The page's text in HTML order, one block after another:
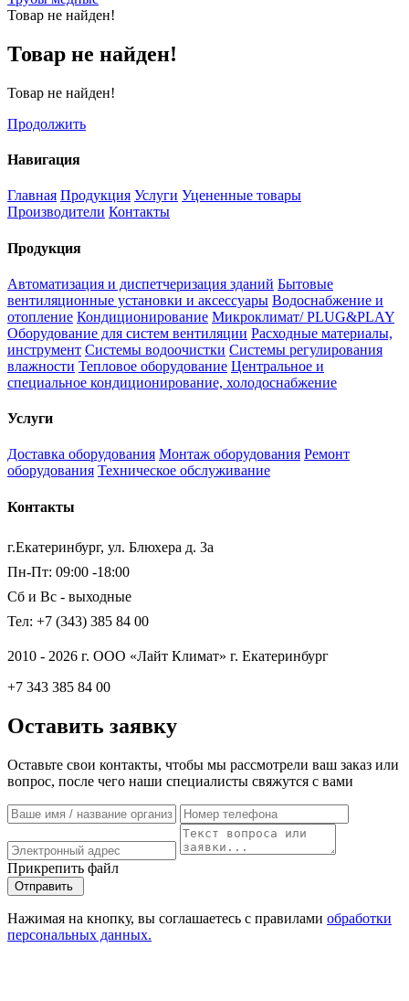
Товар не найден!
Товар не найден!
Товар не найден!
Продолжить
Навигация
Главная Продукция Услуги Уцененные товары
Производители Контакты
Продукция
Автоматизация и диспетчеризация зданий Бытовые
вентиляционные установки и аксессуары Водоснабжение и
отопление Кондиционирование Микроклимат/ PLUG&PLAY
Оборудование для систем вентиляции Расходные материалы,
инструмент Системы водоочистки Системы регулирования
влажности Тепловое оборудование Центральное и
специальное кондиционирование, холодоснабжение
Услуги
Доставка оборудования Монтаж оборудования Ремонт
оборудования Техническое обслуживание
Контакты
г.Екатеринбург, ул. Блюхера д. 3а
Пн-Пт: 09:00 -18:00
Сб и Вс - выходные
Тел: +7 (343) 385 84 00
2010 - 2026 г. ООО «Лайт Климат» г. Екатеринбург
+7 343 385 84 00
Оставить заявку
Оставьте свои контакты, чтобы мы рассмотрели ваш заказ или
вопрос, после чего наши специалисты свяжутся с вами
Прикрепить файл
Отправить
Нажимая на кнопку, вы соглашаетесь с правилами обработки
персональных данных.